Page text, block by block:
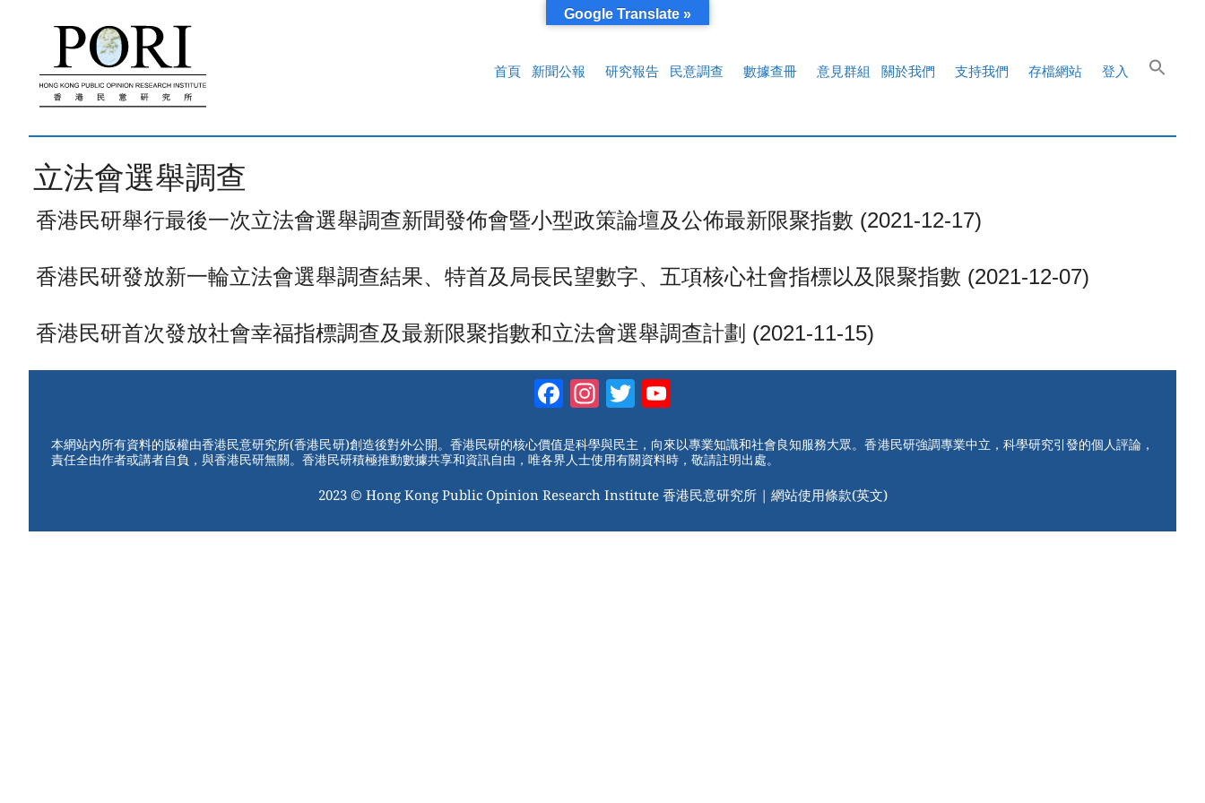
首頁
新聞公報 研究報告 民意調查 數據查冊 意見群組 關於我們 支持我們 存檔網站 登入
立法會選舉調查
香港民研舉行最後一次立法會選舉調查新聞發佈會暨小型政策論壇及公佈最新限聚指數 (2021-12-17)
香港民研發放新一輪立法會選舉調查結果、特首及局長民望數字、五項核心社會指標以及限聚指數 (2021-12-07)
香港民研首次發放社會幸福指標調查及最新限聚指數和立法會選舉調查計劃 (2021-11-15)
Facebook
Instagram
Twitter
本網站內所有資料的版權由香港民意研究所(香港民研)創造後對外公開。香港民研的核心價值是科學與民主，向來以專業知識和社會良知服務大眾。香港民研強調專業中立，科學研究引發的個人評論，
責任全由作者或講者自負，與香港民研無關。香港民研積極推動數據共享和資訊自由，唯各界人士使用有關資料時，敬請註明出處。
2023 © Hong Kong Public Opinion Research Institute 香港民意研究所 | 網站使用條款(英文)
Google Translate »